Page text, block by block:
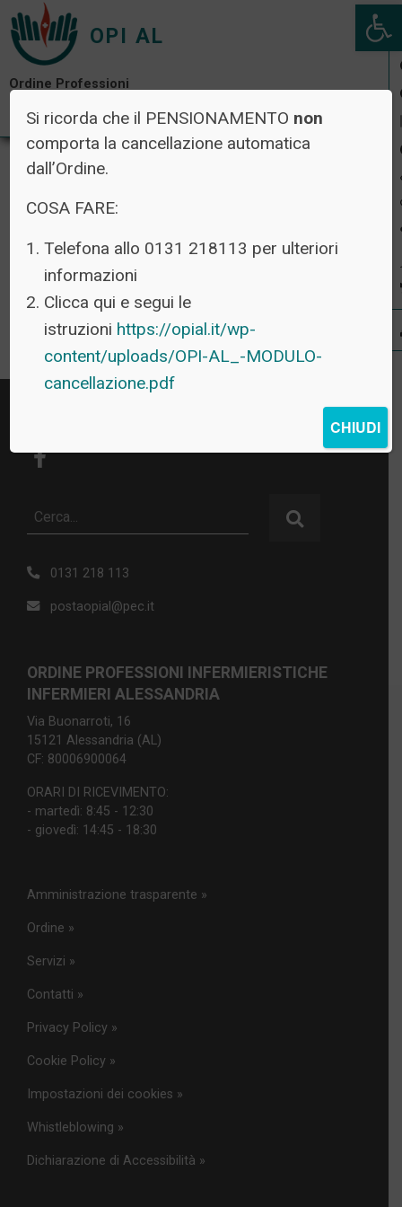
OPI AL
Ordine Professioni
Infermieristiche di Alessandria
CLASS ACTION
Nessuna class action presentata
0131 218 113
postaopial@pec.it
ORDINE PROFESSIONI INFERMIERISTICHE
INFERMIERI ALESSANDRIA
Via Buonarroti, 16
15121 Alessandria (AL)
CF: 80006900064
ORARI DI RICEVIMENTO:
- martedì: 8:45 - 12:30
- giovedì: 14:45 - 18:30
Amministrazione trasparente »
Ordine »
Servizi »
Contatti »
Privacy Policy »
Cookie Policy »
Impostazioni dei cookies »
Whistleblowing »
Dichiarazione di Accessibilità »
Si ricorda che il PENSIONAMENTO non
comporta la cancellazione automatica
dall’Ordine.
COSA FARE:
Telefona allo 0131 218113 per ulteriori
informazioni
Clicca qui e segui le
istruzioni https://opial.it/wp-
content/uploads/OPI-AL_-MODULO-
cancellazione.pdf
CHIUDI